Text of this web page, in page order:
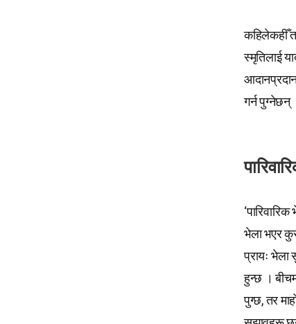
कहिलेकहीँ
स्मृतिलाई
गर्न पुग्नेछन्
भेला भएर
प्रायः भेला
हुन्छ ।
पुग्छ, तर